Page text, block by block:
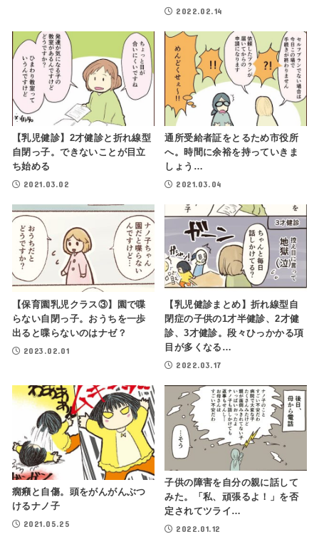
2022.02.14
【乳児健診】2才健診と折れ線型
自閉っ子。できないことが目立
ち始める
2021.03.02
通所受給者証をとるため市役所
へ。時間に余裕を持っていきま
しょう…
2021.03.04
【保育園乳児クラス③】園で喋
らない自閉っ子。おうちを一歩
出ると喋らないのはナゼ？
2023.02.01
【乳児健診まとめ】折れ線型自
閉症の子供の1才半健診、2才健
診、3才健診。段々ひっかかる項
目が多くなる…
2022.03.17
癇癪と自傷。頭をがんがんぶつ
けるナノ子
2021.05.25
子供の障害を自分の親に話して
みた。「私、頑張るよ！」を否
定されてツライ…
2022.01.12